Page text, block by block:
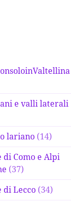
e valli laterali
lariano (14)
di Como e Alpi
(37)
di Lecco (34)